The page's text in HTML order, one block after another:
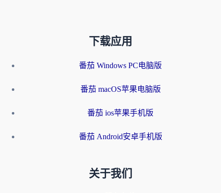
下载应用
番茄 Windows PC电脑版
番茄 macOS苹果电脑版
番茄 ios苹果手机版
番茄 Android安卓手机版
关于我们